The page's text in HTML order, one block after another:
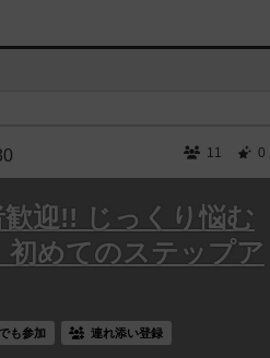
11 0
歓迎!! じっくり悩む
めてのステップア
も参加 連れ添い登録